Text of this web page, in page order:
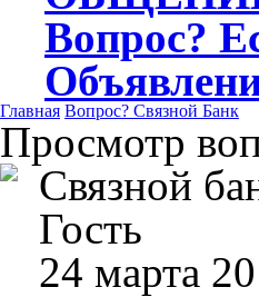
Вопрос?
Главная Вопрос? Связной Банк
Просмотр
Связной
Гость
24 марта